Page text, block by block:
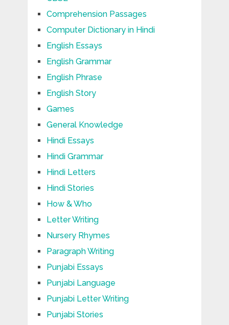
Comprehension Passages
Computer Dictionary in Hindi
English Essays
English Grammar
English Phrase
English Story
Games
General Knowledge
Hindi Essays
Hindi Grammar
Hindi Letters
Hindi Stories
How & Who
Letter Writing
Nursery Rhymes
Paragraph Writing
Punjabi Essays
Punjabi Language
Punjabi Letter Writing
Punjabi Stories